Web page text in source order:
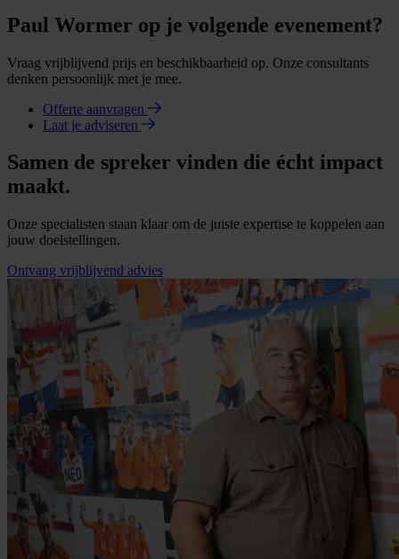
Paul Wormer op je volgende evenement?
Vraag vrijblijvend prijs en beschikbaarheid op. Onze consultants
denken persoonlijk met je mee.
Offerte aanvragen
Laat je adviseren
Samen de spreker vinden die écht impact
maakt.
Onze specialisten staan klaar om de juiste expertise te koppelen aan
jouw doelstellingen.
Ontvang vrijblijvend advies